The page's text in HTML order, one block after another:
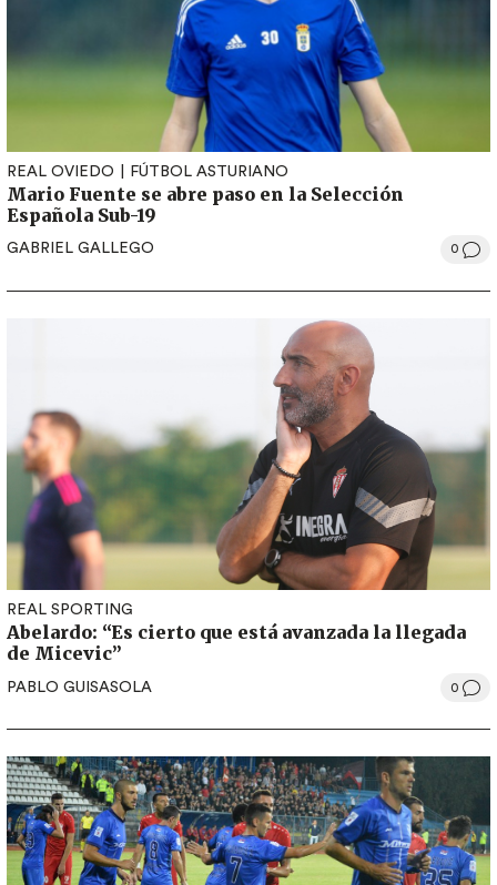
REAL OVIEDO FÚTBOL ASTURIANO
Mario Fuente se abre paso en la Selección
Española Sub-19
GABRIEL GALLEGO 0
REAL SPORTING
Abelardo: “Es cierto que está avanzada la llegada
de Micevic”
PABLO GUISASOLA 0